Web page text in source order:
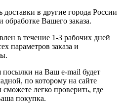
доставки в другие города России
обработке Вашего заказа.
в течение 1-3 рабочих дней
параметров заказа и
посылки на Ваш e-mail будет
по которому на сайте
легко проверить, где
покупка.